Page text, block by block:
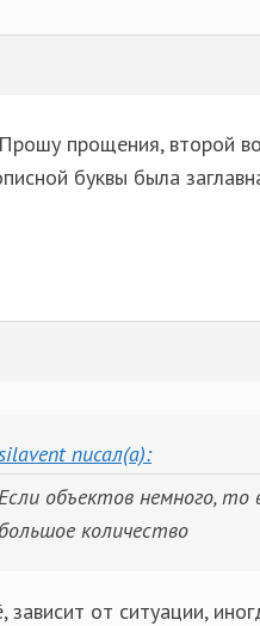
прощения, второй
буквы была
писал(а):
объектов немного,
большое количество
зависит от ситуации,